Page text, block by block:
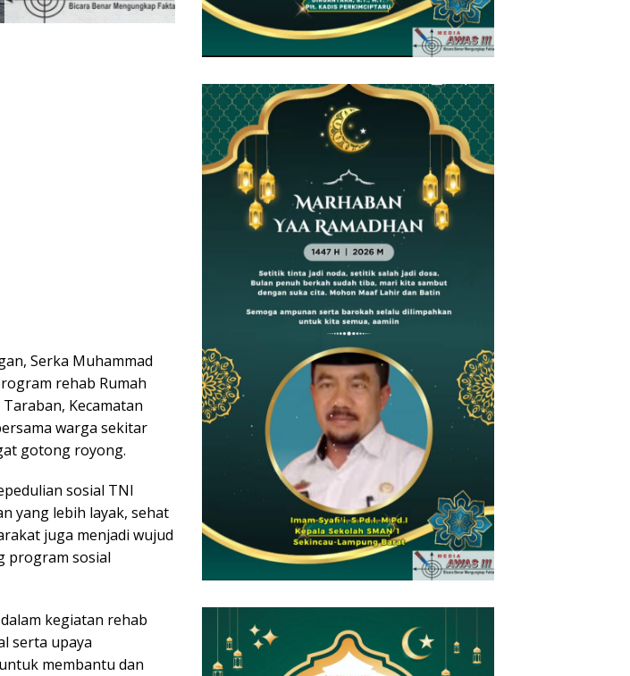
Serka Muhammad
rehab Rumah
Kecamatan
warga sekitar
gotong royong.
sosial TNI
yang lebih layak, sehat
juga menjadi wujud
program sosial
kegiatan rehab
serta upaya
membantu dan